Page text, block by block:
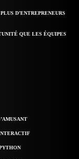
D’ENTREPRENEURS
QUE LES ÉQUIPES